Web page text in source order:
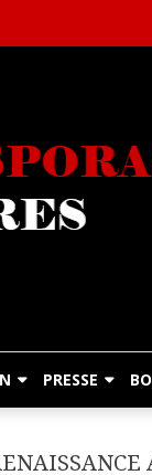
PRESSE